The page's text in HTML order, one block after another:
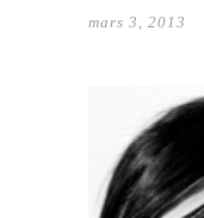
mars 3, 2013